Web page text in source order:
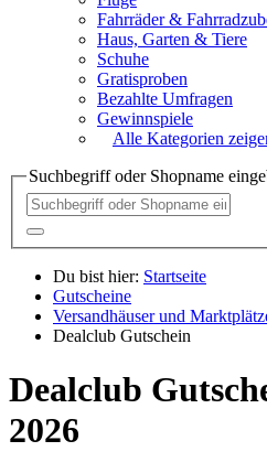
Fahrräder &
Haus, Garten & Tiere
Schuhe
Gratisproben
Bezahlte Umfragen
Gewinnspiele
Alle Kategorien
Suchbegriff oder Shopname
Du bist hier: Startseite
Gutscheine
Versandhäuser und
Dealclub Gutschein
Dealclub
2026